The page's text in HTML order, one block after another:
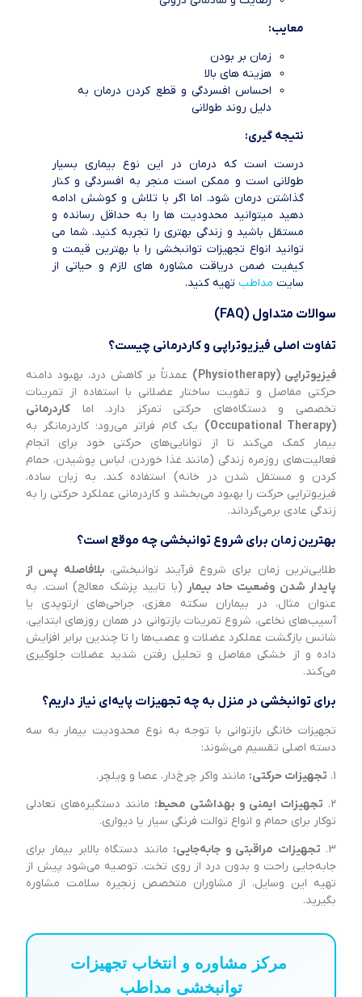
معایب:
زمان بر بودن
هزینه های بالا
احساس افسردگی و قطع کردن درمان به
دلیل روند طولانی
نتیجه گیری:
درست است که درمان در این نوع بیماری بسیار
طولانی است و ممکن است منجر به افسردگی و کنار
گذاشتن درمان شود. اما اگر با تلاش و کوشش ادامه
دهید میتوانید محدودیت ها را به حداقل رسانده و
مستقل باشید و زندگی بهتری را تجربه کنید. شما می
توانید انواع تجهیزات توانبخشی را با بهترین قیمت و
کیفیت ضمن دریاقت مشاوره های لازم و حیاتی از
سایت مداطب تهیه کنید.
سوالات متداول (FAQ)
تفاوت اصلی فیزیوتراپی و کاردرمانی چیست؟
فیزیوتراپی (Physiotherapy)
عمدتاً بر کاهش درد، بهبود دامنه
حرکتی مفاصل و تقویت ساختار عضلانی با استفاده از تمرینات
تخصصی و دستگاه‌های حرکتی تمرکز دارد. اما کاردرمانی
(Occupational Therapy)
یک گام فراتر می‌رود؛ کاردرمانگر به
بیمار کمک می‌کند تا از توانایی‌های حرکتی خود برای انجام
فعالیت‌های روزمره زندگی (مانند غذا خوردن، لباس پوشیدن، حمام
کردن و مستقل شدن در خانه) استفاده کند. به زبان ساده،
فیزیوتراپی حرکت را بهبود می‌بخشد و کاردرمانی عملکرد حرکتی را به
زندگی عادی برمی‌گرداند.
بهترین زمان برای شروع توانبخشی چه موقع است؟
طلایی‌ترین زمان برای شروع فرآیند توانبخشی،بلافاصله پس از
پایدار شدن وضعیت حاد بیمار (با تایید پزشک معالج) است. به
عنوان مثال، در بیماران سکته مغزی، جراحی‌های ارتوپدی یا
آسیب‌های نخاعی، شروع تمرینات بازتوانی در همان روزهای ابتدایی،
شانس بازگشت عملکرد عضلات و عصب‌ها را تا چندین برابر افزایش
داده و از خشکی مفاصل و تحلیل رفتن شدید عضلات جلوگیری
می‌کند.
برای توانبخشی در منزل به چه تجهیزات پایه‌ای نیاز داریم؟
تجهیزات خانگی بازتوانی با توجه به نوع محدودیت بیمار به سه
دسته اصلی تقسیم می‌شوند:
۱. تجهیزات حرکتی: مانند واکر چرخ‌دار، عصا و ویلچر.
۲. تجهیزات ایمنی و بهداشتی محیط: مانند دستگیره‌های تعادلی
توکار برای حمام و انواع توالت فرنگی سیار یا دیواری.
۳. تجهیزات مراقبتی و جابه‌جایی: مانند دستگاه بالابر بیمار برای
جابه‌جایی راحت و بدون درد از روی تخت. توصیه می‌شود پیش از
تهیه این وسایل، از مشاوران متخصص زنجیره سلامت مشاوره
بگیرید.
مرکز مشاوره و انتخاب تجهیزات
توانبخشی مداطب